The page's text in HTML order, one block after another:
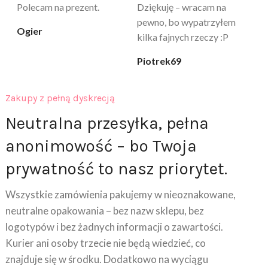
cicha_niespodzianka
zapachu. Kupuję już 3 raz i
na pewno nie raz kupie
klaudia_xx
Neutralna przesyłka, pełna
anonimowość – bo Twoja
prywatność to nasz priorytet.
Wszystkie zamówienia pakujemy w nieoznakowane,
neutralne opakowania – bez nazw sklepu, bez
logotypów i bez żadnych informacji o zawartości.
Kurier ani osoby trzecie nie będą wiedzieć, co
znajduje się w środku. Dodatkowo na wyciągu
bankowym nie pojawia się nazwa sklepu – dzięki